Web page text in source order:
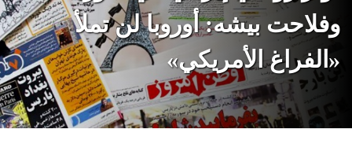
وفلاحت بيشه: أوروبا لن تملأ
«الفراغ الأمريكي»